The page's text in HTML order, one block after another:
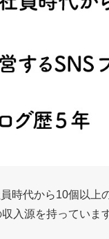
時代から10個以
入源を持っています